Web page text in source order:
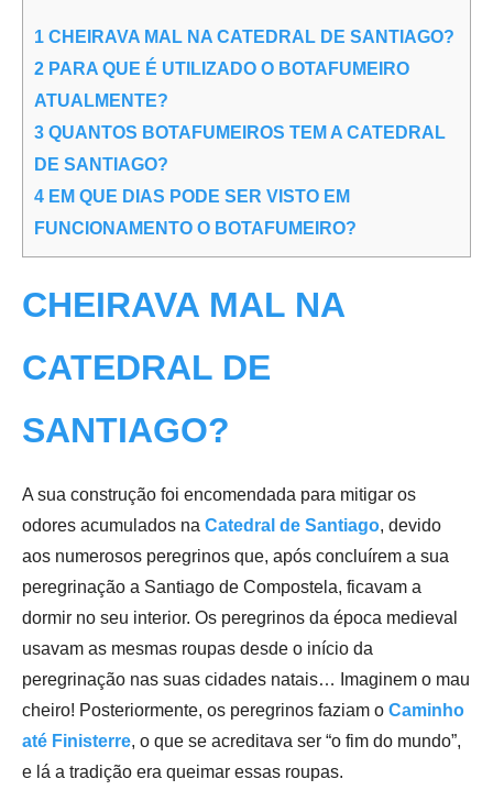
1 CHEIRAVA MAL NA CATEDRAL DE SANTIAGO?
2 PARA QUE É UTILIZADO O BOTAFUMEIRO
ATUALMENTE?
3 QUANTOS BOTAFUMEIROS TEM A CATEDRAL
DE SANTIAGO?
4 EM QUE DIAS PODE SER VISTO EM
FUNCIONAMENTO O BOTAFUMEIRO?
CHEIRAVA MAL NA
CATEDRAL DE
SANTIAGO?
A sua construção foi encomendada para mitigar os
odores acumulados na Catedral de Santiago, devido
aos numerosos peregrinos que, após concluírem a sua
peregrinação a Santiago de Compostela, ficavam a
dormir no seu interior. Os peregrinos da época medieval
usavam as mesmas roupas desde o início da
peregrinação nas suas cidades natais… Imaginem o mau
cheiro! Posteriormente, os peregrinos faziam o Caminho
até Finisterre, o que se acreditava ser “o fim do mundo”,
e lá a tradição era queimar essas roupas.